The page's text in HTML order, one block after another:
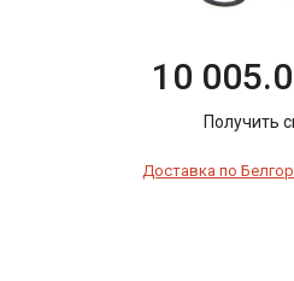
10
Получить
Доставка по